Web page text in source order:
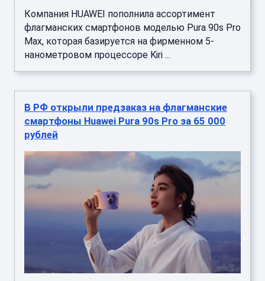
Компания HUAWEI пополнила ассортимент
флагманских смартфонов моделью Pura 90s Pro
Max, которая базируется на фирменном 5-
нанометровом процессоре Kiri ...
В РФ открыли предзаказ на флагманские
смартфоны Huawei Pura 90s Pro за 65 000
рублей